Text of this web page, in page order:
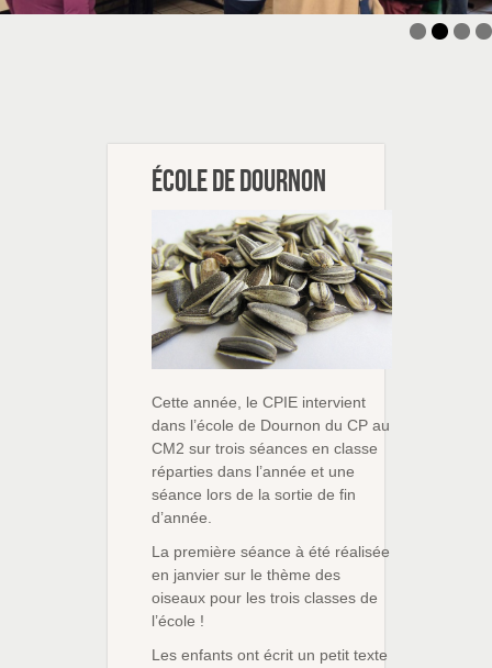
École de Dournon
Cette année, le CPIE intervient
dans l’école de Dournon du CP au
CM2 sur trois séances en classe
réparties dans l’année et une
séance lors de la sortie de fin
d’année.
La première séance à été réalisée
en janvier sur le thème des
oiseaux pour les trois classes de
l’école !
Les enfants ont écrit un petit texte